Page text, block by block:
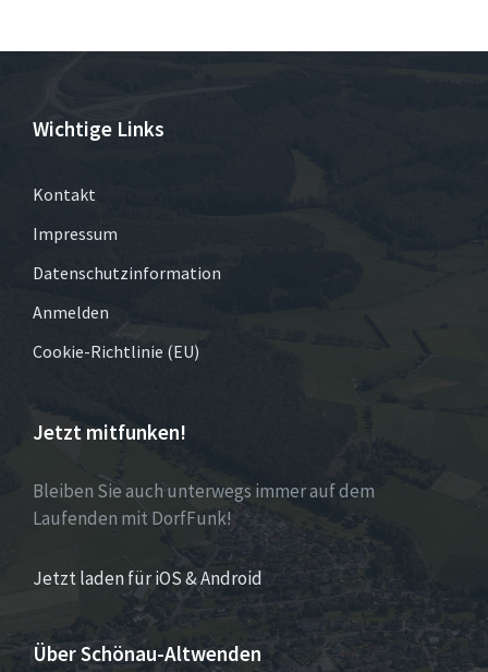
Wichtige Links
Kontakt
Impressum
Datenschutzinformation
Anmelden
Cookie-Richtlinie (EU)
Jetzt mitfunken!
Bleiben Sie auch unterwegs immer auf dem
Laufenden mit DorfFunk!
Jetzt laden für iOS & Android
Über Schönau-Altwenden